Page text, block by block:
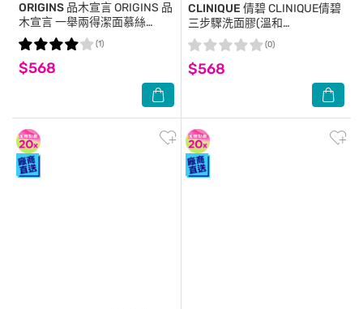
ORIGINS 品木宣言ORIGINS 品
木宣言 一舉兩得潔面慕絲
(150ml)-國際航空版
$568
(1)
CLINIQUE 倩碧CLINIQUE倩碧
三步驟洗面膠(溫和
型)200ml【公司貨】
$568
(0)